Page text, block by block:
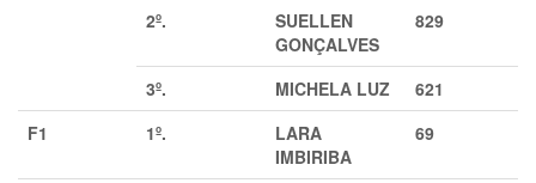
2º.
SUELLEN
GONÇALVES
829
3º. MICHELA LUZ
621
F1
1º.
LARA
IMBIRIBA
69